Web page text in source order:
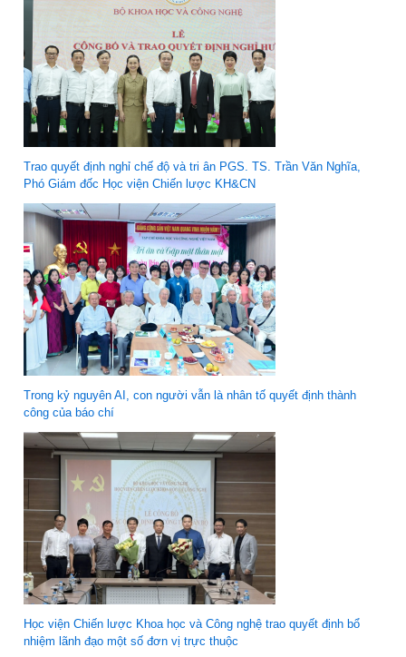
Trao quyết định nghỉ chế độ và tri ân PGS. TS. Trần Văn Nghĩa,
Phó Giám đốc Học viện Chiến lược KH&CN
Trong kỷ nguyên AI, con người vẫn là nhân tố quyết định thành
công của báo chí
Học viện Chiến lược Khoa học và Công nghệ trao quyết định bổ
nhiệm lãnh đạo một số đơn vị trực thuộc